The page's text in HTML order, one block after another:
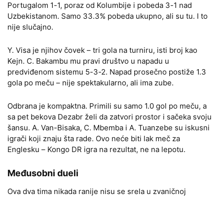
Portugalom 1-1, poraz od Kolumbije i pobeda 3-1 nad
Uzbekistanom. Samo 33.3% pobeda ukupno, ali su tu. I to
nije slučajno.
Y. Visa je njihov čovek – tri gola na turniru, isti broj kao
Kejn. C. Bakambu mu pravi društvo u napadu u
predviđenom sistemu 5-3-2. Napad prosečno postiže 1.3
gola po meču – nije spektakularno, ali ima zube.
Odbrana je kompaktna. Primili su samo 1.0 gol po meču, a
sa pet bekova Dezabr želi da zatvori prostor i sačeka svoju
šansu. A. Van-Bisaka, C. Mbemba i A. Tuanzebe su iskusni
igrači koji znaju šta rade. Ovo neće biti lak meč za
Englesku – Kongo DR igra na rezultat, ne na lepotu.
Međusobni dueli
Ova dva tima nikada ranije nisu se srela u zvaničnoj